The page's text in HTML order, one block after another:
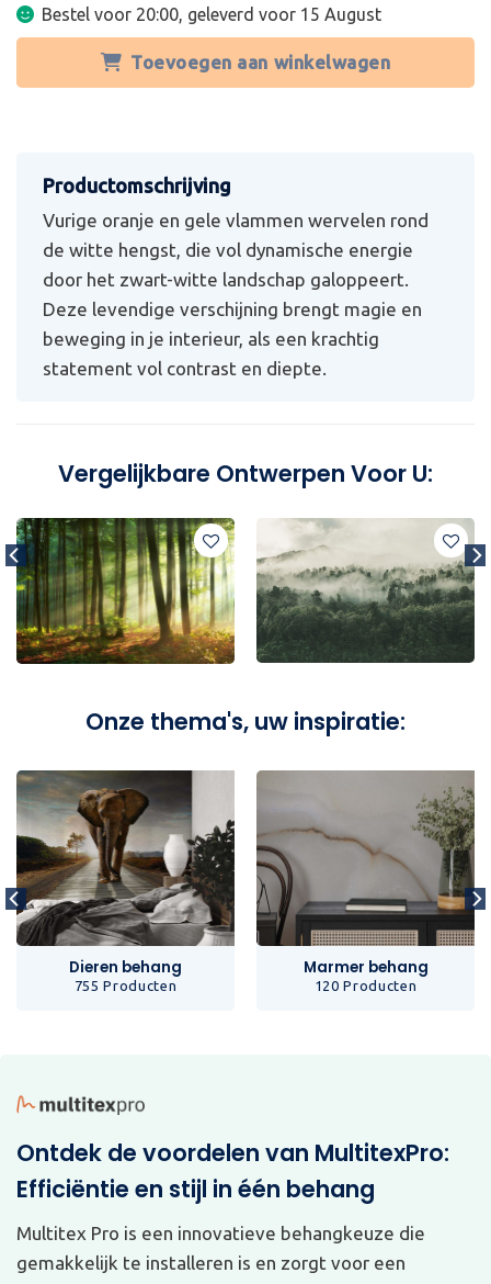
Bestel voor 20:00, geleverd voor 15 August
Toevoegen aan winkelwagen
Vurige oranje en gele vlammen wervelen rond
de witte hengst, die vol dynamische energie
door het zwart-witte landschap galoppeert.
Deze levendige verschijning brengt magie en
beweging in je interieur, als een krachtig
statement vol contrast en diepte.
Vergelijkbare Ontwerpen Voor U:
Onze thema's, uw inspiratie:
Dieren behang
755 Producten
Marmer behang
120 Producten
Ontdek de voordelen van MultitexPro:
Efficiëntie en stijl in één behang
Multitex Pro is een innovatieve behangkeuze die
gemakkelijk te installeren is en zorgt voor een